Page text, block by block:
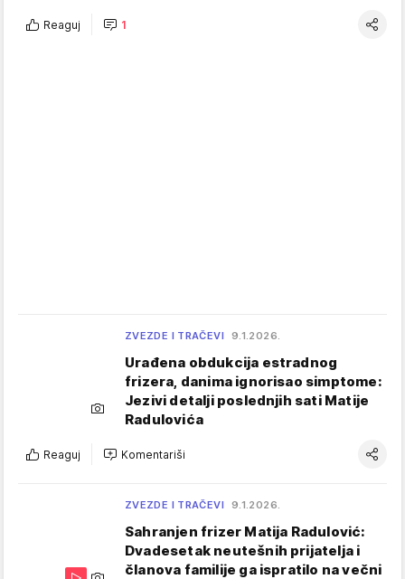
Reaguj 1
ZVEZDE I TRAČEVI 9.1.2026.
Urađena obdukcija estradnog
frizera, danima ignorisao simptome:
Jezivi detalji poslednjih sati Matije
Radulovića
Reaguj Komentariši
ZVEZDE I TRAČEVI 9.1.2026.
Sahranjen frizer Matija Radulović:
Dvadesetak neutešnih prijatelja i
članova familije ga ispratilo na večni